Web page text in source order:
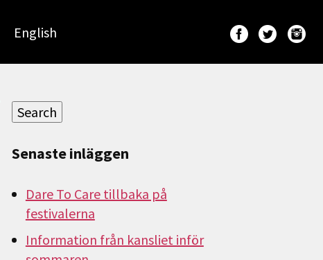
English
Search
Senaste inläggen
Dare To Care tillbaka på
festivalerna
Information från kansliet inför